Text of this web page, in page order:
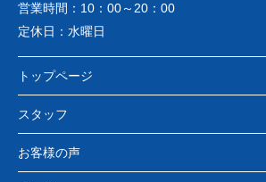
営業時間： 10：00～20：00
定休日： 水曜日
トップページ
スタッフ
お客様の声